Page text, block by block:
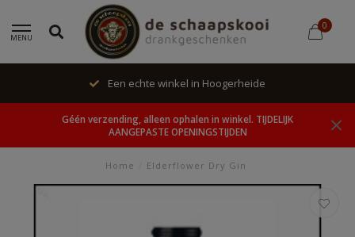
MENU
0
Een echte winkel in Hoogerheide
Géén verzending, alleen ophalen in winkel. TIJDELIJK
AANGEPASTE OPENINGSTIJDEN
Home Elderflower Dry Gin